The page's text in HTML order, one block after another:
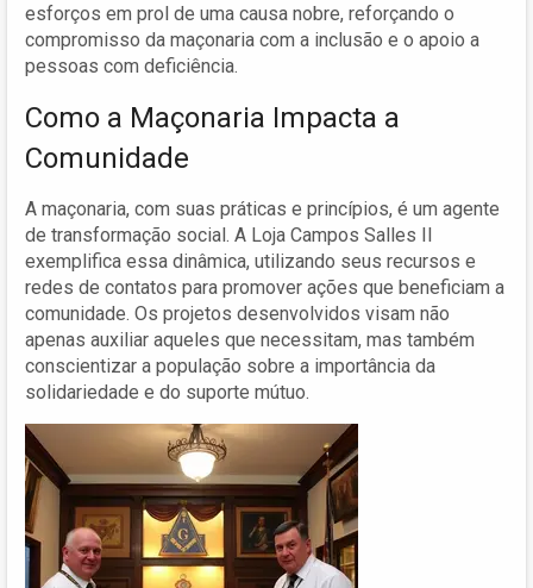
esforços em prol de uma causa nobre, reforçando o
compromisso da maçonaria com a inclusão e o apoio a
pessoas com deficiência.
Como a Maçonaria Impacta a
Comunidade
A maçonaria, com suas práticas e princípios, é um agente
de transformação social. A Loja Campos Salles II
exemplifica essa dinâmica, utilizando seus recursos e
redes de contatos para promover ações que beneficiam a
comunidade. Os projetos desenvolvidos visam não
apenas auxiliar aqueles que necessitam, mas também
conscientizar a população sobre a importância da
solidariedade e do suporte mútuo.